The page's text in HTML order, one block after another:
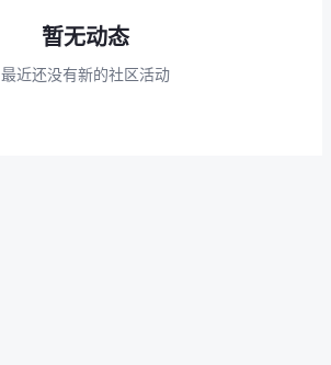
暂无动态
最近还没有新的社区活动